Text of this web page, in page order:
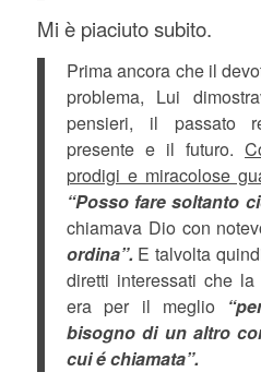
Mi è piaciuto subito.
Prima ancora che il
problema, Lui
pensieri, il passato
presente e il futuro.
prodigi e miracolose
“Posso fare soltanto
chiamava Dio con
ordina”. E talvolta
diretti interessati che
era per il meglio
bisogno di un altro
cui é chiamata”.